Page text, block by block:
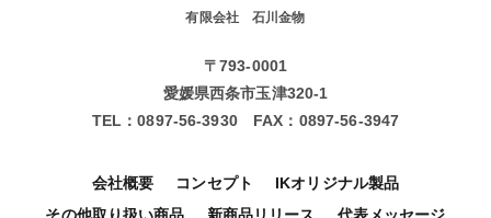
有限会社 石川金物
〒793-0001
愛媛県西条市玉津320-1
TEL：0897-56-3930FAX： 0897-56-3947
会社概要 コンセプト
IKオリジナル製品
その他取り扱い商品
新商品リリース 代表メッセージ